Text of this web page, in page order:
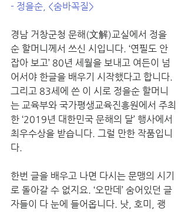
- 정을순, <숨바꼭질>
경남 거창군청 문해(文解)교실에서 정을
순 할머니께서 쓰신 시입니다. ‘연필도 안
잡아 보고’ 80년 세월을 보내고 여든이 넘
어서야 한글을 배우기 시작했다고 합니다.
그리고 83세에 쓴 이 시로 정을순 할머니
는 교육부와 국가평생교육진흥원에서 주최
한 ‘2019년 대한민국 문해의 달’ 행사에서
최우수상을 받습니다. 그럴 만한 작품입니
다.
한번 글을 배우고 나면 다시는 문맹의 시기
로 돌아갈 수 없지요. ‘오만데’ 숨어있던 글
자들이 다 눈에 들어옵니다. 낫, 호미, 괭